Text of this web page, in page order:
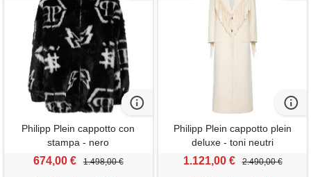
Philipp Plein cappotto con
stampa - nero
674,00 € 1.498,00 €
Philipp Plein cappotto plein
deluxe - toni neutri
1.121,00 € 2.490,00 €